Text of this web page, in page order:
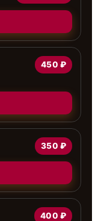
450 ₽
350 ₽
400 ₽